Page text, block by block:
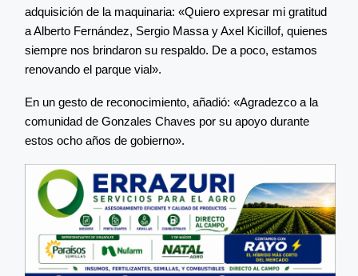
adquisición de la maquinaria: «Quiero expresar mi gratitud
a Alberto Fernández, Sergio Massa y Axel Kicillof, quienes
siempre nos brindaron su respaldo. De a poco, estamos
renovando el parque vial».
En un gesto de reconocimiento, añadió: «Agradezco a la
comunidad de Gonzales Chaves por su apoyo durante
estos ocho años de gobierno».